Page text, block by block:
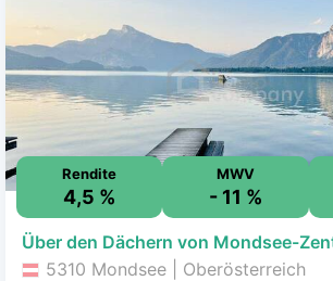
Rendite
4,5 %
MWV
- 11 %
5310 Mondsee | Oberösterreich